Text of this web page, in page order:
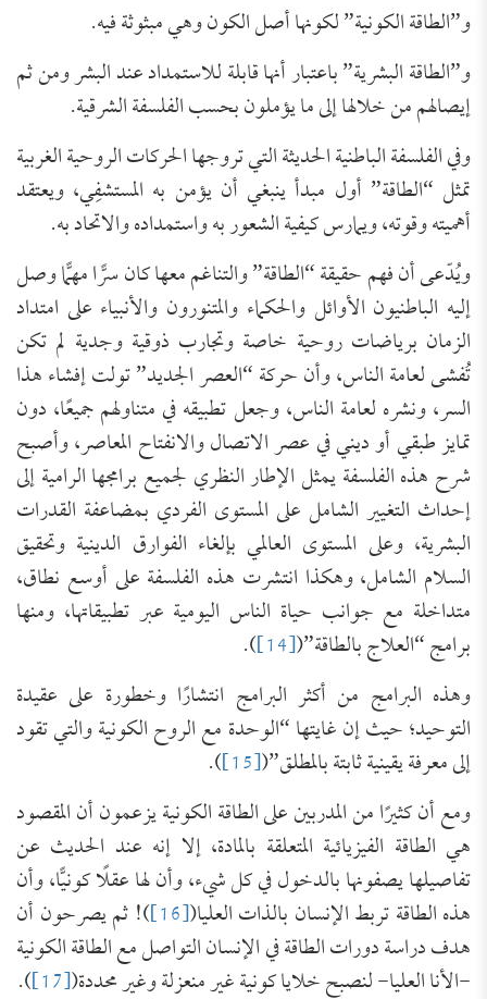
و”الطاقة الكونية” لكونها أصل الكون وهي مبثوثة فيه.
و”الطاقة البشرية” باعتبار أنها قابلة للاستمداد عند البشر ومن ثم
إيصالهم من خلالها إلى ما يؤملون بحسب الفلسفة الشرقية.
وفي الفلسفة الباطنية الحديثة التي تروجها الحركات الروحية الغربية
تمثل “الطاقة” أول مبدأ ينبغي أن يؤمن به المستشفِي، ويعتقد
أهميته وقوته، ويمارس كيفية الشعور به واستمداده والاتحاد به.
ويُدّعى أن فهم حقيقة “الطاقة” والتناغم معها كان سرًّا مهمًّا وصل
إليه الباطنيون الأوائل والحكماء والمتنورون والأنبياء على امتداد
الزمان برياضات روحية خاصة وتجارب ذوقية وجدية لم تكن
تُفشى لعامة الناس، وأن حركة “العصر الجديد” تولت إفشاء هذا
السر، ونشره لعامة الناس، وجعل تطبيقه في متناولهم جميعًا، دون
تمايز طبقي أو ديني في عصر الاتصال والانفتاح المعاصر، وأصبح
شرح هذه الفلسفة يمثل الإطار النظري لجميع برامجها الرامية إلى
إحداث التغيير الشامل على المستوى الفردي بمضاعفة القدرات
البشرية، وعلى المستوى العالمي بإلغاء الفوارق الدينية وتحقيق
السلام الشامل، وهكذا انتشرت هذه الفلسفة على أوسع نطاق،
متداخلة مع جوانب حياة الناس اليومية عبر تطبيقاتها، ومنها
برامج “العلاج بالطاقة”([14]
).
وهذه البرامج من أكثر البرامج انتشارًا وخطورة على عقيدة
التوحيد؛ حيث إن غايتها “الوحدة مع الروح الكونية والتي تقود
إلى معرفة يقينية ثابتة بالمطلق”([15]
).
ومع أن كثيرًا من المدربين على الطاقة الكونية يزعمون أن المقصود
هي الطاقة الفيزيائية المتعلقة بالمادة، إلا إنه عند الحديث عن
تفاصيلها يصفونها بالدخول في كل شيء، وأن لها عقلًا كونيًّا، وأن
هذه الطاقة تربط الإنسان بالذات العليا([16] )! ثم يصرحون أن
هدف دراسة دورات الطاقة في الإنسان التواصل مع الطاقة الكونية
-الأنا العليا- لنصبح خلايا كونية غير منعزلة وغير محددة([17]
).